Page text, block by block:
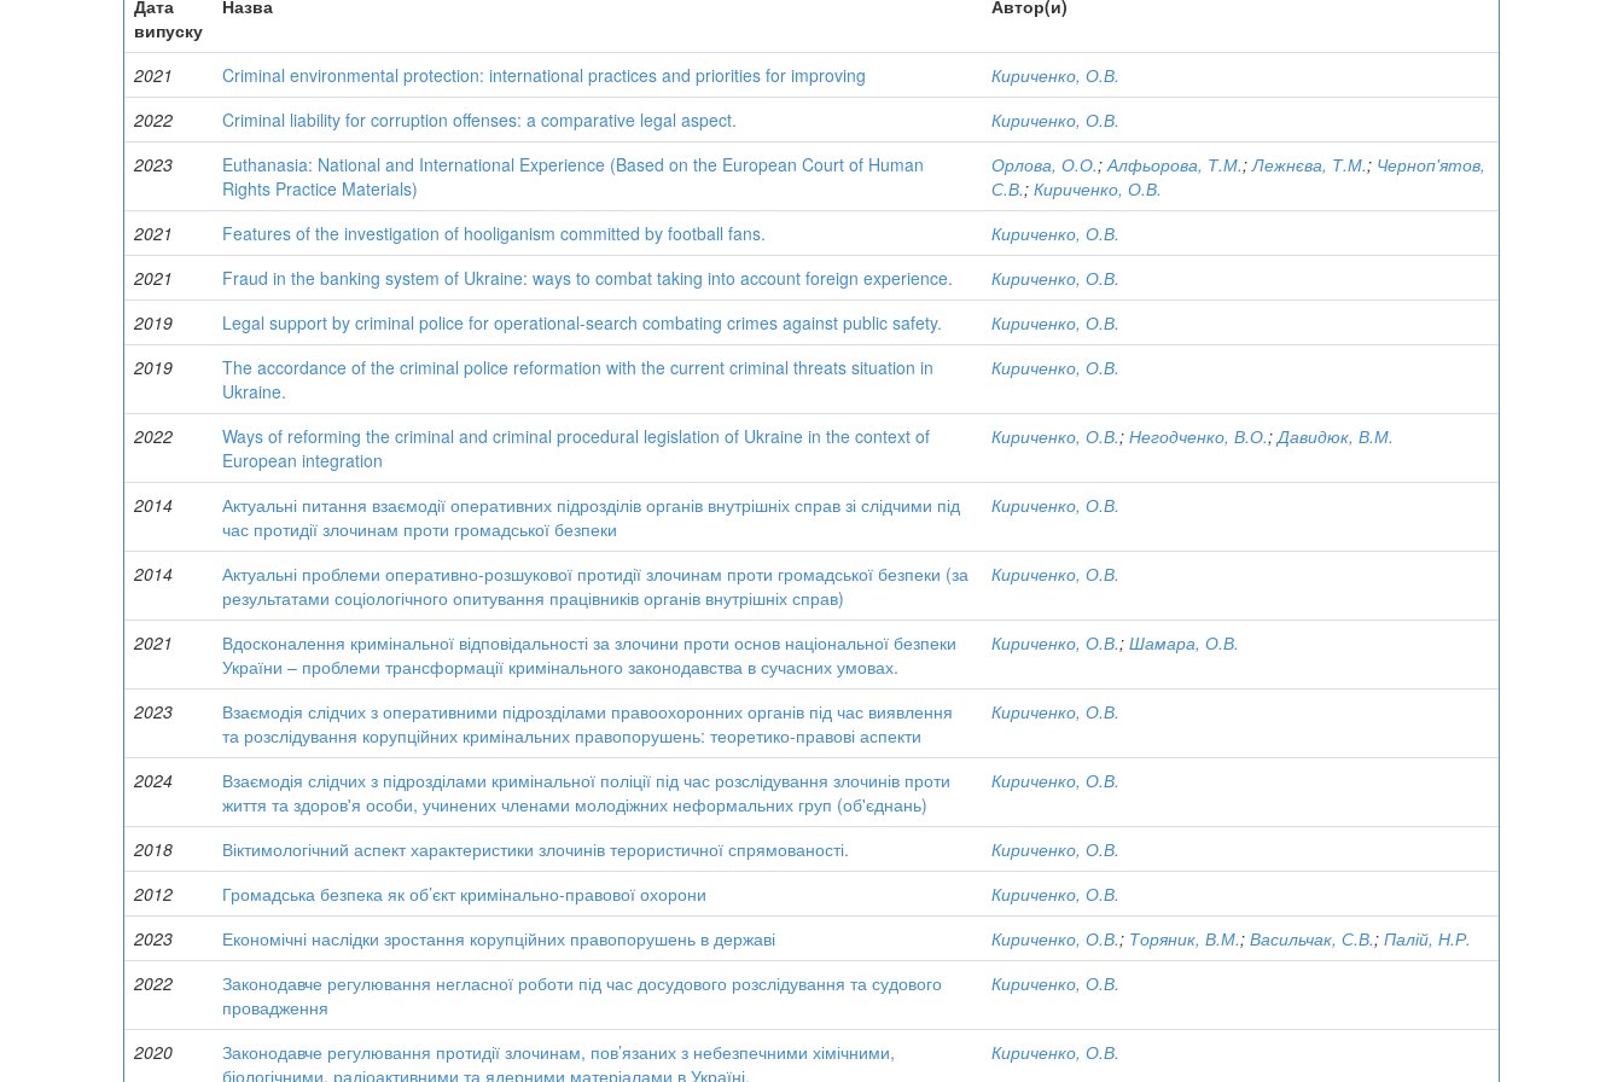
Дата
випуску
Назва Автор(и)
2021 Criminal environmental protection: international practices and priorities for improving
Кириченко, О.В.
2022
Criminal liability for corruption offenses: a comparative legal aspect.
Кириченко, О.В.
2023
Euthanasia: National and International Experience (Based on the European Court of Human
Rights Practice Materials)
Орлова, О.О.;Алфьорова, Т.М.;Лежнєва, Т.М.; Черноп'ятов,
С.В.; Кириченко, О.В.
2021
Features of the investigation of hooliganism committed by football fans.
Кириченко, О.В.
2021
Fraud in the banking system of Ukraine: ways to combat taking into account foreign experience.
Кириченко, О.В.
2019
Legal support by criminal police for operational-search combating crimes against public safety.
Кириченко, О.В.
2019
The accordance of the criminal police reformation with the current criminal threats situation in
Ukraine.
Кириченко, О.В.
2022
Ways of reforming the criminal and criminal procedural legislation of Ukraine in the context of
European integration
Кириченко, О.В.; Негодченко, В.О.;Давидюк, В.М.
2014
Актуальні питання взаємодії оперативних підрозділів органів внутрішніх справ зі слідчими під
час протидії злочинам проти громадської безпеки
Кириченко, О.В.
2014
Актуальні проблеми оперативно-розшукової протидії злочинам проти громадської безпеки (за
результатами соціологічного опитування працівників органів внутрішніх справ)
Кириченко, О.В.
2021
Вдосконалення кримінальної відповідальності за злочини проти основ національної безпеки
України – проблеми трансформації кримінального законодавства в сучасних умовах.
Кириченко, О.В.; Шамара, О.В.
2023
Взаємодія слідчих з оперативними підрозділами правоохоронних органів під час виявлення
та розслідування корупційних кримінальних правопорушень: теоретико-правові аспекти
Кириченко, О.В.
2024
Взаємодія слідчих з підрозділами кримінальної поліції під час розслідування злочинів проти
життя та здоров'я особи, учинених членами молодіжних неформальних груп (об'єднань)
Кириченко, О.В.
2018 Віктимологічний аспект характеристики злочинів терористичної спрямованості.
Кириченко, О.В.
2012
Громадська безпека як об’єкт кримінально-правової охорони
Кириченко, О.В.
2023
Економічні наслідки зростання корупційних правопорушень в державі Кириченко, О.В.; Торяник, В.М.; Васильчак, С.В.; Палій, Н.Р.
2022
Законодавче регулювання негласної роботи під час досудового розслідування та судового
провадження
Кириченко, О.В.
2020
Законодавче регулювання протидії злочинам, пов’язаних з небезпечними хімічними,
біологічними, радіоактивними та ядерними матеріалами в Україні.
Кириченко, О.В.